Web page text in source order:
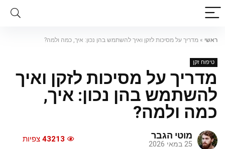
ראשי » מדריך על מסיכות לזקן ואיך להשתמש בהן נכון: איך, כמה ולמה?
טיפוח זקן
מדריך על מסיכות לזקן ואיך
להשתמש בהן נכון: איך,
כמה ולמה?
מוטי הגבר
25 במאי 2026
43213 צפיות